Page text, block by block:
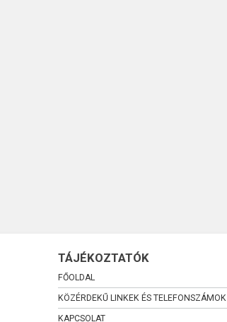
TÁJÉKOZTATÓK
FŐOLDAL
KÖZÉRDEKŰ LINKEK ÉS TELEFONSZÁMOK
KAPCSOLAT